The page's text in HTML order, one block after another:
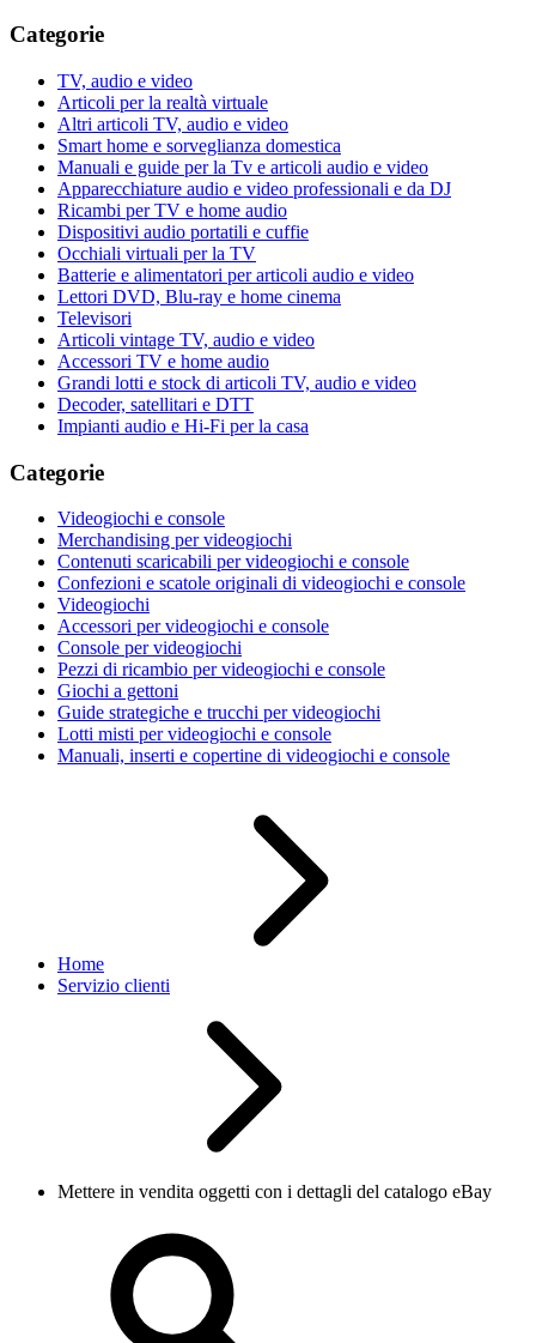
Categorie
TV, audio e video
Articoli per la realtà virtuale
Altri articoli TV, audio e video
Smart home e sorveglianza domestica
Manuali e guide per la Tv e articoli audio e video
Apparecchiature audio e video professionali e da DJ
Ricambi per TV e home audio
Dispositivi audio portatili e cuffie
Occhiali virtuali per la TV
Batterie e alimentatori per articoli audio e video
Lettori DVD, Blu-ray e home cinema
Televisori
Articoli vintage TV, audio e video
Accessori TV e home audio
Grandi lotti e stock di articoli TV, audio e video
Decoder, satellitari e DTT
Impianti audio e Hi-Fi per la casa
Categorie
Videogiochi e console
Merchandising per videogiochi
Contenuti scaricabili per videogiochi e console
Confezioni e scatole originali di videogiochi e console
Videogiochi
Accessori per videogiochi e console
Console per videogiochi
Pezzi di ricambio per videogiochi e console
Giochi a gettoni
Guide strategiche e trucchi per videogiochi
Lotti misti per videogiochi e console
Manuali, inserti e copertine di videogiochi e console
Home
Servizio clienti
Mettere in vendita oggetti con i dettagli del catalogo eBay